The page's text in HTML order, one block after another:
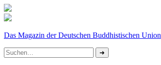
Das Magazin der Deutschen Buddhistischen Union